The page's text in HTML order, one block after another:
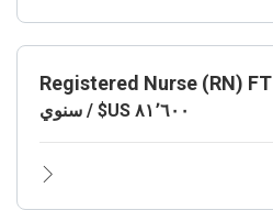
Registered Nurse (RN) FT